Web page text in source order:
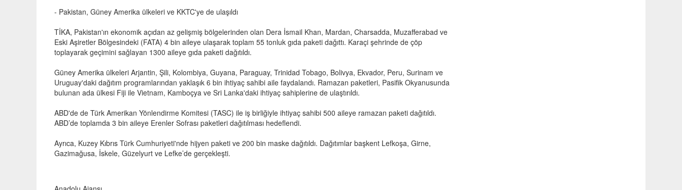
- Pakistan, Güney Amerika ülkeleri ve KKTC'ye de ulaşıldı
TİKA, Pakistan'ın ekonomik açıdan az gelişmiş bölgelerinden olan Dera İsmail Khan, Mardan, Charsadda, Muzafferabad ve
Eski Aşiretler Bölgesindeki (FATA) 4 bin aileye ulaşarak toplam 55 tonluk gıda paketi dağıttı. Karaçi şehrinde de çöp
toplayarak geçimini sağlayan 1300 aileye gıda paketi dağıtıldı.
Güney Amerika ülkeleri Arjantin, Şili, Kolombiya, Guyana, Paraguay, Trinidad Tobago, Bolivya, Ekvador, Peru, Surinam ve
Uruguay'daki dağıtım programlarından yaklaşık 6 bin ihtiyaç sahibi aile faydalandı. Ramazan paketleri, Pasifik Okyanusunda
bulunan ada ülkesi Fiji ile Vietnam, Kamboçya ve Sri Lanka'daki ihtiyaç sahiplerine de ulaştırıldı.
ABD'de de Türk Amerikan Yönlendirme Komitesi (TASC) ile iş birliğiyle ihtiyaç sahibi 500 aileye ramazan paketi dağıtıldı.
ABD’de toplamda 3 bin aileye Erenler Sofrası paketleri dağıtılması hedeflendi.
Ayrıca, Kuzey Kıbrıs Türk Cumhuriyeti'nde hijyen paketi ve 200 bin maske dağıtıldı. Dağıtımlar başkent Lefkoşa, Girne,
Gazimağusa, İskele, Güzelyurt ve Lefke’de gerçekleşti.